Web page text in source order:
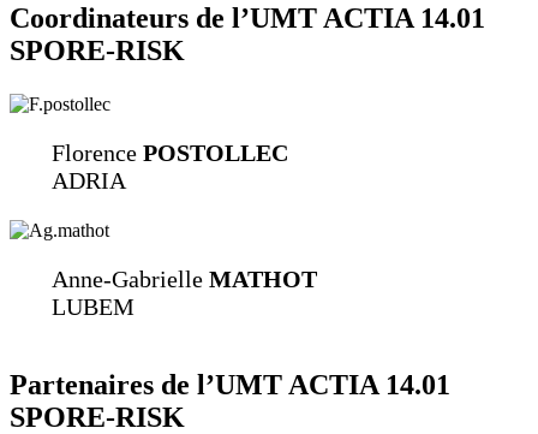
Coordinateurs de l’UMT ACTIA 14.01
SPORE-RISK
Florence POSTOLLEC
ADRIA
Anne-Gabrielle MATHOT
LUBEM
Partenaires de l’UMT ACTIA 14.01
SPORE-RISK